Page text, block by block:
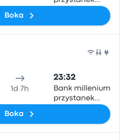
Boka
1d 7h
23:32
Bank millenium
przystanek
Boka